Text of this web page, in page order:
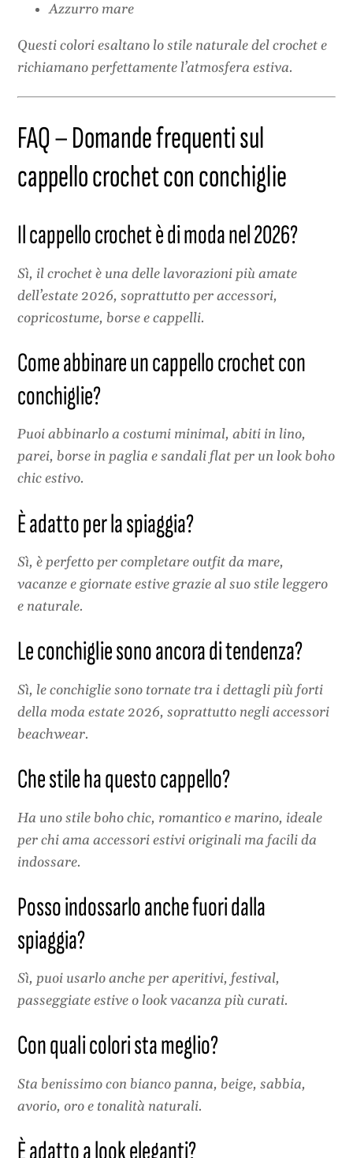
Azzurro mare
Questi colori esaltano lo stile naturale del crochet e
richiamano perfettamente l’atmosfera estiva.
FAQ – Domande frequenti sul
cappello crochet con conchiglie
Il cappello crochet è di moda nel 2026?
Sì, il crochet è una delle lavorazioni più amate
dell’estate 2026, soprattutto per accessori,
copricostume, borse e cappelli.
Come abbinare un cappello crochet con
conchiglie?
Puoi abbinarlo a costumi minimal, abiti in lino,
parei, borse in paglia e sandali flat per un look boho
chic estivo.
È adatto per la spiaggia?
Sì, è perfetto per completare outfit da mare,
vacanze e giornate estive grazie al suo stile leggero
e naturale.
Le conchiglie sono ancora di tendenza?
Sì, le conchiglie sono tornate tra i dettagli più forti
della moda estate 2026, soprattutto negli accessori
beachwear.
Che stile ha questo cappello?
Ha uno stile boho chic, romantico e marino, ideale
per chi ama accessori estivi originali ma facili da
indossare.
Posso indossarlo anche fuori dalla
spiaggia?
Sì, puoi usarlo anche per aperitivi, festival,
passeggiate estive o look vacanza più curati.
Con quali colori sta meglio?
Sta benissimo con bianco panna, beige, sabbia,
avorio, oro e tonalità naturali.
È adatto a look eleganti?